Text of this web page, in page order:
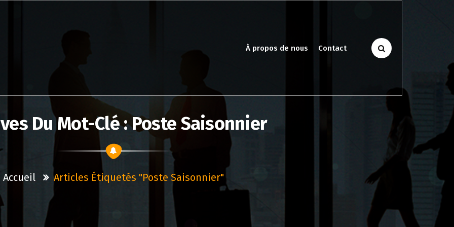
À propos de nous Contact
Du Mot-Clé : Poste Saisonnier
Accueil Articles Étiquetés "poste Saisonnier"